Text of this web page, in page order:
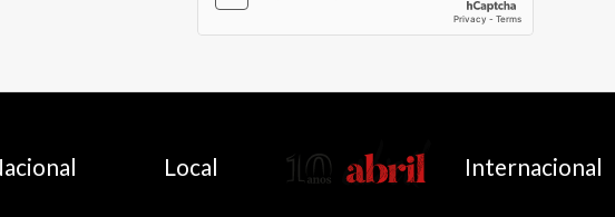
Local AbrilAbril Internacional